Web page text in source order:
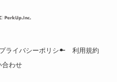
プライバシーポリシー
利用規約
合わせ